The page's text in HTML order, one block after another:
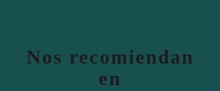
Nos recomiendan
en